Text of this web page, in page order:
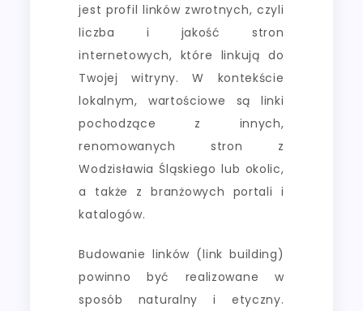
jest profil linków zwrotnych, czyli
liczba i jakość stron
internetowych, które linkują do
Twojej witryny. W kontekście
lokalnym, wartościowe są linki
pochodzące z innych,
renomowanych stron z
Wodzisławia Śląskiego lub okolic,
a także z branżowych portali i
katalogów.
Budowanie linków (link building)
powinno być realizowane w
sposób naturalny i etyczny.